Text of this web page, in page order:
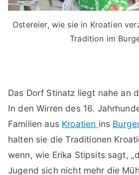
Ostereier, wie sie in Kroatien
Tradition im
Das Dorf Stinatz liegt nahe an
In den Wirren des 16.
Familien aus Kroatien ins
halten sie die Traditionen
wenn, wie Erika Stipsits sagt,
Jugend sich nicht mehr die